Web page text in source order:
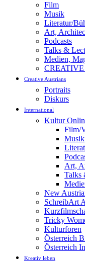
Film
Musik
Literatur/
Art,
Podcasts
Talks &
Medien,
Creative Austrians
Portraits
Diskurs
International
Kultur
Film/
Musik
Art,
Talks
New
SchreibArt
Tricky
Kulturforen
Österreich
Österreich
Kreativ leben